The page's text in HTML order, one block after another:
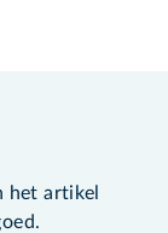
het artikel